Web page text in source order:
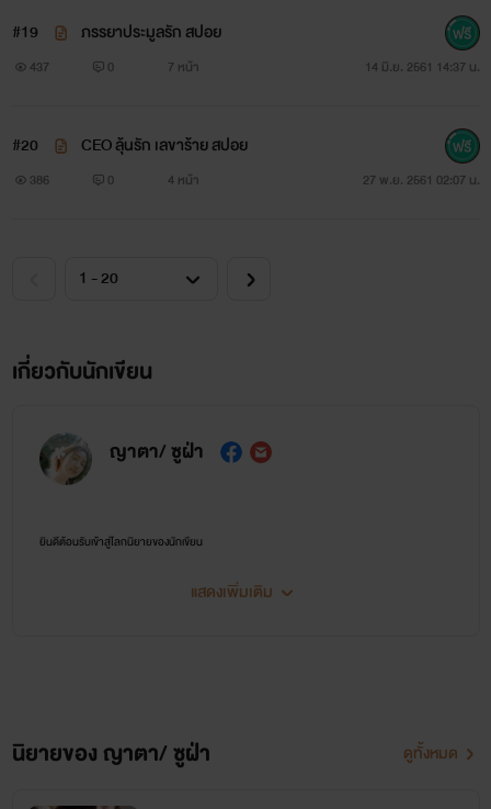
#19 ภรรยาประมูลรัก สปอย
437 0 7 หน้า 14 มิ.ย. 2561 14:37 น.
#20 CEO ลุ้นรัก เลขาร้าย สปอย
386 0 4 หน้า 27 พ.ย. 2561 02:07 น.
เกี่ยวกับนักเขียน
ญาตา/ ซูฝ่า
ยินดีต้อนรับเข้าสู่โลกนิยายของนักเขียน
อย่างลืมกดสนับสนุนนะคะ ขอบคุณที่ติดตามอ่านนิยายค่ะ
แสดงเพิ่มเติม
นิยายของ ญาตา/ ซูฝ่า ดูทั้งหมด